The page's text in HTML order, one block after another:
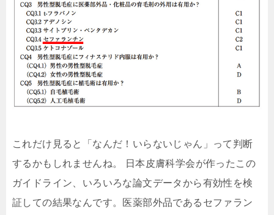
これだけ見ると「なんだ！いらないじゃん」って判断
するかもしれませんね。 日本皮膚科学会が作ったこの
ガイドライン、いろいろな論文データから有効性を検
証しての結果なんです。医薬部外品であるセファラン